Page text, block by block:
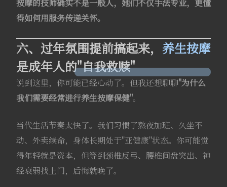
按摩的技师确实不是一般人，她们不仅手法专业，更懂
得如何用服务传递关怀。
六、过年氛围提前搞起来， 养生按摩
是成年人的"自我救赎"
说到这里，你可能已经心动了。但我还想聊聊"为什么
我们需要经常进行养生按摩保健"。
当代生活节奏太快了。我们习惯了熬夜加班、久坐不
动、外卖续命，身体长期处于"亚健康"状态。你可能觉
得年轻就是资本，但等到颈椎反弓、腰椎间盘突出、神
经衰弱找上门，后悔就晚了。